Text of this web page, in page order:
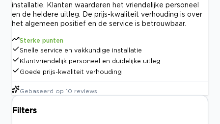
installatie. Klanten waarderen het vriendelijke personeel
en de heldere uitleg. De prijs-kwaliteit verhouding is over
het algemeen positief en de service is betrouwbaar.
Sterke punten
Snelle service en vakkundige installatie
Klantvriendelijk personeel en duidelijke uitleg
Goede prijs-kwaliteit verhouding
Gebaseerd op 10 reviews
Filters